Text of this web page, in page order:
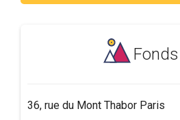
36, rue du Mont Thabor Paris